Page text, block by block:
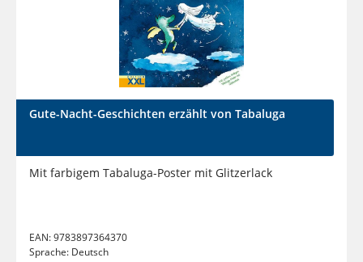
Gute-Nacht-Geschichten erzählt von Tabaluga
Mit farbigem Tabaluga-Poster mit Glitzerlack
EAN:9783897364370
Sprache: Deutsch